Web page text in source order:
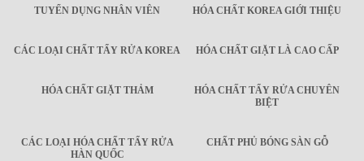
TUYỂN DỤNG NHÂN VIÊN HÓA CHẤT KOREA GIỚI THIỆU
CÁC LOẠI CHẤT TẨY RỬA KOREA HÓA CHẤT GIẶT LÀ CAO CẤP
HÓA CHẤT GIẶT THẢM
HÓA CHẤT TẨY RỬA CHUYÊN
BIỆT
CÁC LOẠI HÓA CHẤT TẨY RỬA
HÀN QUỐC
CHẤT PHỦ BÓNG SÀN GỖ